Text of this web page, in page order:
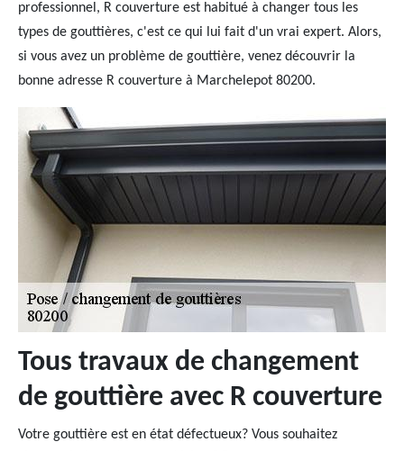
professionnel, R couverture est habitué à changer tous les
types de gouttières, c'est ce qui lui fait d'un vrai expert. Alors,
si vous avez un problème de gouttière, venez découvrir la
bonne adresse R couverture à Marchelepot 80200.
Tous travaux de changement
de gouttière avec R couverture
Votre gouttière est en état défectueux? Vous souhaitez